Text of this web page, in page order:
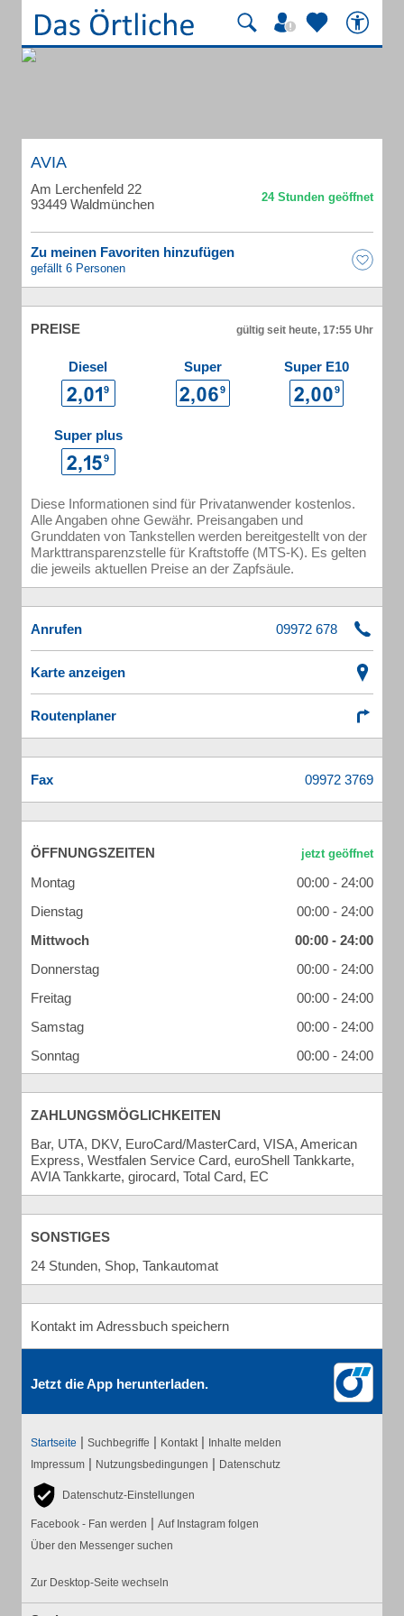
AVIA
Am Lerchenfeld 22
93449 Waldmünchen
Zu meinen Favoriten hinzufügen
gefällt 6 Personen
PREISE gültig seit heute, 17:55 Uhr
Diesel Super Super E10
Super plus
Diese Informationen sind für Privatanwender kostenlos.
Alle Angaben ohne Gewähr. Preisangaben und
Grunddaten von Tankstellen werden bereitgestellt von der
Markttransparenzstelle für Kraftstoffe (MTS-K). Es gelten
die jeweils aktuellen Preise an der Zapfsäule.
Anrufen
Karte anzeigen
Routenplaner
Fax
ÖFFNUNGSZEITEN
Montag
00:00 - 24:00
Dienstag
00:00 - 24:00
Mittwoch
00:00 - 24:00
Donnerstag
00:00 - 24:00
Freitag
00:00 - 24:00
Samstag
00:00 - 24:00
Sonntag
00:00 - 24:00
ZAHLUNGSMÖGLICHKEITEN
Bar, UTA, DKV, EuroCard/MasterCard, VISA, American
Express, Westfalen Service Card, euroShell Tankkarte,
AVIA Tankkarte, girocard, Total Card, EC
SONSTIGES
24 Stunden, Shop, Tankautomat
Kontakt im Adressbuch speichern
Jetzt die App herunterladen.
Startseite | Suchbegriffe | Kontakt | Inhalte melden
Impressum | Nutzungsbedingungen | Datenschutz
Datenschutz-Einstellungen
Facebook - Fan werden | Auf Instagram folgen
Über den Messenger suchen
Zur Desktop-Seite wechseln